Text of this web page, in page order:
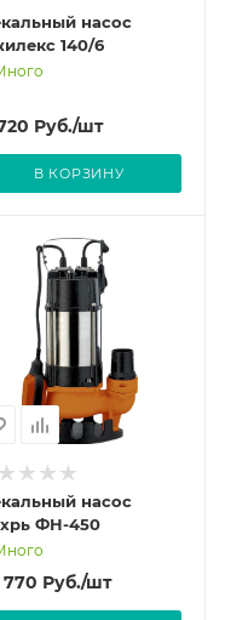
насос
140/6
Руб./шт
В КОРЗИНУ
насос
ФН-450
770 Руб./шт